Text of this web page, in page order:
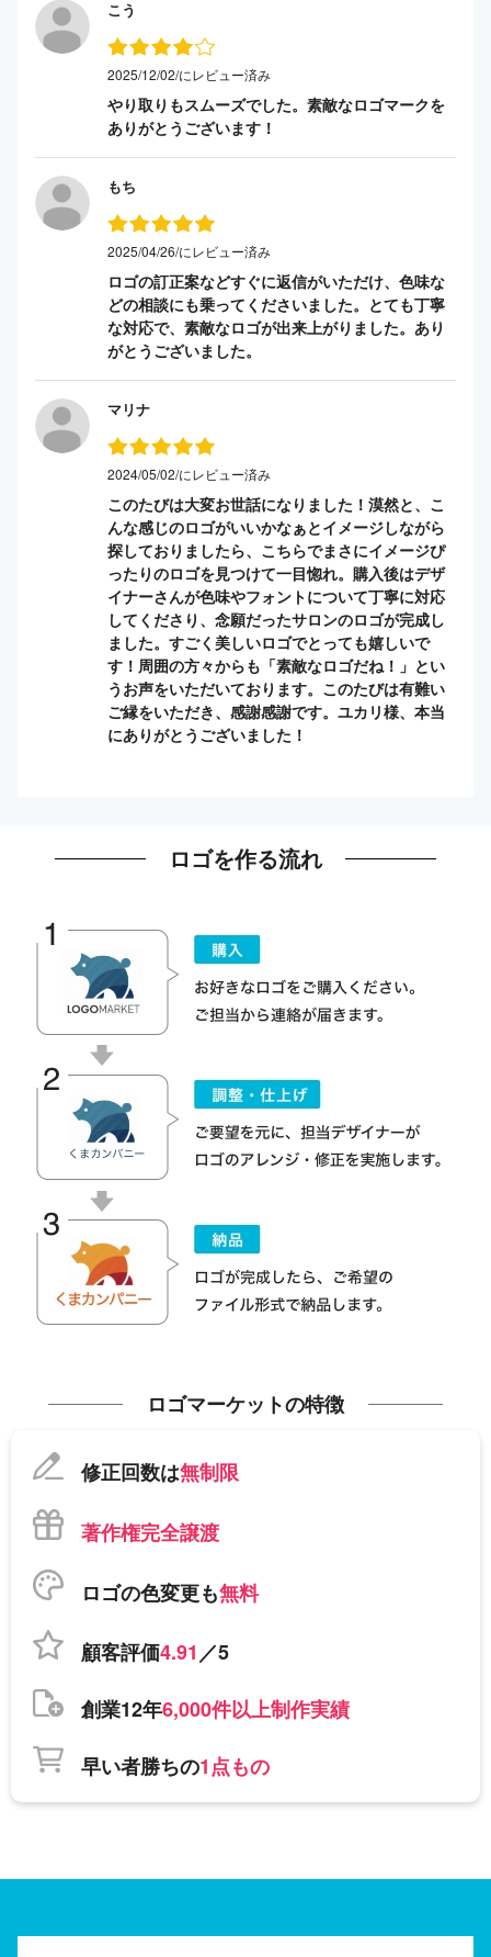
こう
2025/12/02/にレビュー済み
やり取りもスムーズでした。素敵なロゴマークを
ありがとうございます！
もち
2025/04/26/にレビュー済み
ロゴの訂正案などすぐに返信がいただけ、色味な
どの相談にも乗ってくださいました。とても丁寧
な対応で、素敵なロゴが出来上がりました。あり
がとうございました。
マリナ
2024/05/02/にレビュー済み
このたびは大変お世話になりました！漠然と、こ
んな感じのロゴがいいかなぁとイメージしながら
探しておりましたら、こちらでまさにイメージぴ
ったりのロゴを見つけて一目惚れ。購入後はデザ
イナーさんが色味やフォントについて丁寧に対応
してくださり、念願だったサロンのロゴが完成し
ました。すごく美しいロゴでとっても嬉しいで
す！周囲の方々からも「素敵なロゴだね！」とい
うお声をいただいております。このたびは有難い
ご縁をいただき、感謝感謝です。ユカリ様、本当
にありがとうございました！
ロゴを作る流れ
ロゴマーケットの特徴
修正回数は無制限
著作権完全譲渡
ロゴの色変更も無料
顧客評価4.91／5
創業12年6,000件以上制作実績
早い者勝ちの1点もの